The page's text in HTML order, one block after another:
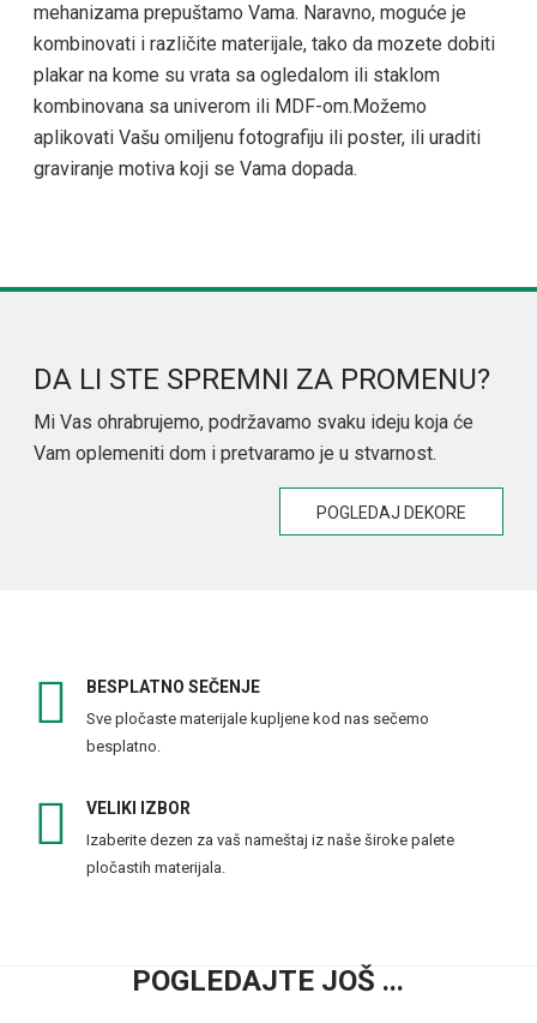
mehanizama prepuštamo Vama. Naravno, moguće je
kombinovati i različite materijale, tako da mozete dobiti
plakar na kome su vrata sa ogledalom ili staklom
kombinovana sa univerom ili MDF-om.Možemo
aplikovati Vašu omiljenu fotografiju ili poster, ili uraditi
graviranje motiva koji se Vama dopada.
DA LI STE SPREMNI ZA PROMENU?
Mi Vas ohrabrujemo, podržavamo svaku ideju koja će
Vam oplemeniti dom i pretvaramo je u stvarnost.
POGLEDAJ DEKORE
BESPLATNO SEČENJE
Sve pločaste materijale kupljene kod nas sečemo
besplatno.
VELIKI IZBOR
Izaberite dezen za vaš nameštaj iz naše široke palete
pločastih materijala.
POGLEDAJTE JOŠ ...